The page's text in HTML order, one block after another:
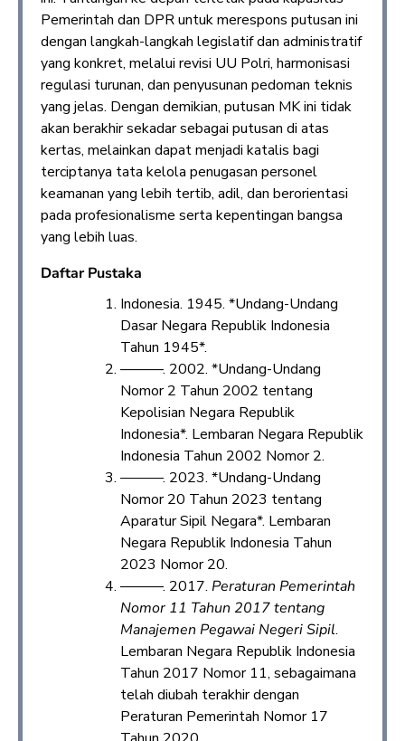
Pemerintah dan DPR untuk merespons putusan ini
dengan langkah-langkah legislatif dan administratif
yang konkret, melalui revisi UU Polri, harmonisasi
regulasi turunan, dan penyusunan pedoman teknis
yang jelas. Dengan demikian, putusan MK ini tidak
akan berakhir sekadar sebagai putusan di atas
kertas, melainkan dapat menjadi katalis bagi
terciptanya tata kelola penugasan personel
keamanan yang lebih tertib, adil, dan berorientasi
pada profesionalisme serta kepentingan bangsa
yang lebih luas.
Daftar Pustaka
Indonesia. 1945. *Undang-Undang
Dasar Negara Republik Indonesia
Tahun 1945*.
———. 2002. *Undang-Undang
Nomor 2 Tahun 2002 tentang
Kepolisian Negara Republik
Indonesia*. Lembaran Negara Republik
Indonesia Tahun 2002 Nomor 2.
———. 2023. *Undang-Undang
Nomor 20 Tahun 2023 tentang
Aparatur Sipil Negara*. Lembaran
Negara Republik Indonesia Tahun
2023 Nomor 20.
———. 2017. Peraturan Pemerintah
Nomor 11 Tahun 2017 tentang
Manajemen Pegawai Negeri Sipil.
Lembaran Negara Republik Indonesia
Tahun 2017 Nomor 11, sebagaimana
telah diubah terakhir dengan
Peraturan Pemerintah Nomor 17